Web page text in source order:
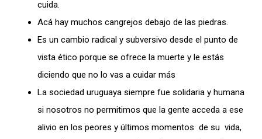
cuida.
Acá hay muchos cangrejos debajo de las piedras.
Es un cambio radical y subversivo desde el punto de
vista ético porque se ofrece la muerte y le estás
diciendo que no lo vas a cuidar más
La sociedad uruguaya siempre fue solidaria y humana
si nosotros no permitimos que la gente acceda a ese
alivio en los peores y últimos momentos de su vida,